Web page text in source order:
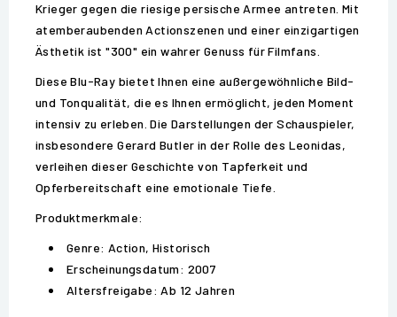
Krieger gegen die riesige persische Armee antreten. Mit
atemberaubenden Actionszenen und einer einzigartigen
Ästhetik ist "300" ein wahrer Genuss für Filmfans.
Diese Blu-Ray bietet Ihnen eine außergewöhnliche Bild-
und Tonqualität, die es Ihnen ermöglicht, jeden Moment
intensiv zu erleben. Die Darstellungen der Schauspieler,
insbesondere Gerard Butler in der Rolle des Leonidas,
verleihen dieser Geschichte von Tapferkeit und
Opferbereitschaft eine emotionale Tiefe.
Produktmerkmale:
Genre: Action, Historisch
Erscheinungsdatum: 2007
Altersfreigabe: Ab 12 Jahren